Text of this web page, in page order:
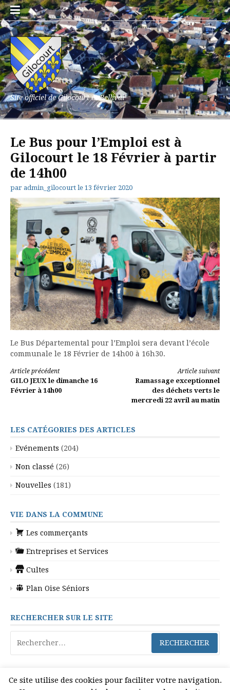
Aller
au
contenu
Site officiel de Gilocourt et Bellival
Le Bus pour l’Emploi est à
Gilocourt le 18 Février à partir
de 14h00
par admin_gilocourt le 13 février 2020
Le Bus Départemental pour l’Emploi sera devant l’école
communale le 18 Février de 14h00 à 16h30.
Lire
la
Article précédent
GILO JEUX le dimanche 16
Février à 14h00
Article suivant
Ramassage exceptionnel
des déchets verts le
mercredi 22 avril au matin
LES CATÉGORIES DES ARTICLES
Evénements (204)
Non classé (26)
Nouvelles (181)
VIE DANS LA COMMUNE
Les commerçants
Entreprises et Services
Cultes
Plan Oise Séniors
RECHERCHER SUR LE SITE
Ce site utilise des cookies pour faciliter votre navigation.